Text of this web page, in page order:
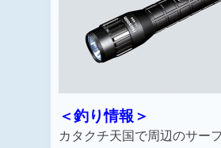
＜釣り情報＞
カタクチ天国で周辺のサー